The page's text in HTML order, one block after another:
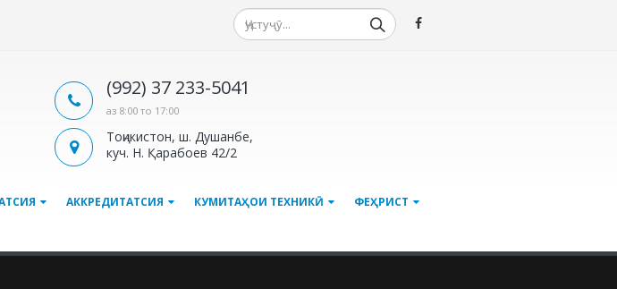
(992) 37 233-5041
аз 8:00 то 17:00
Тоҷикистон, ш. Душанбе,
куч. Н. Қарабоев 42/2
АККРЕДИТАТСИЯ КУМИТАҲОИ ТЕХНИКӢ ФЕҲРИСТ